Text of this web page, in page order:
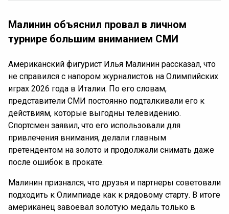
Малинин объяснил провал в личном
турнире большим вниманием СМИ
Американский фигурист Илья Малинин рассказал, что
не справился с напором журналистов на Олимпийских
играх 2026 года в Италии. По его словам,
представители СМИ постоянно подталкивали его к
действиям, которые выгодны телевидению.
Спортсмен заявил, что его использовали для
привлечения внимания, делали главным
претендентом на золото и продолжали снимать даже
после ошибок в прокате.
Малинин признался, что друзья и партнеры советовали
подходить к Олимпиаде как к рядовому старту. В итоге
американец завоевал золотую медаль только в